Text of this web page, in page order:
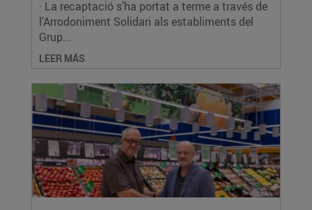
· La recaptació s’ha portat a terme a través de
l’Arrodoniment Solidari als establiments del
Grup...
LEER MÁS